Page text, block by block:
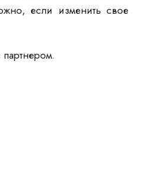
если изменить свое